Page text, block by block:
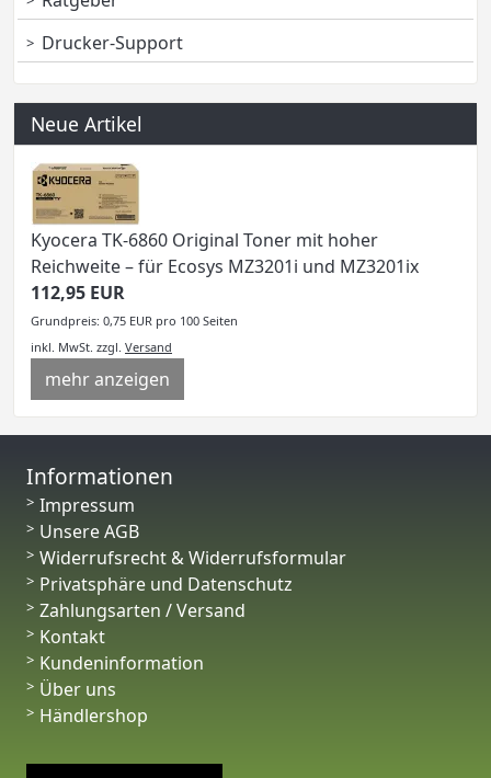
Drucker-Support
Neue Artikel
Kyocera TK-6860 Original Toner mit hoher
Reichweite – für Ecosys MZ3201i und MZ3201ix
112,95 EUR
Grundpreis: 0,75 EUR pro 100 Seiten
inkl. MwSt. zzgl. Versand
mehr anzeigen
Informationen
Impressum
Unsere AGB
Widerrufsrecht & Widerrufsformular
Privatsphäre und Datenschutz
Zahlungsarten / Versand
Kontakt
Kundeninformation
Über uns
Händlershop